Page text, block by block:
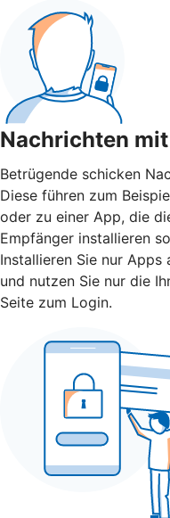
Nachrichten
Betrügende schicken
Diese führen zum
oder zu einer App, die
Empfänger installieren
Installieren Sie nur
und nutzen Sie nur die
Seite zum Login.